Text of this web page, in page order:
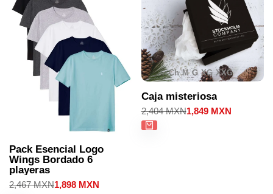
Pack Esencial Logo
Wings Bordado 6
playeras
Precio
2,467 MXNPrecio
1,898 MXN
Ch M G XG XXG
Caja misteriosa
Precio
regular
2,404 MXNPrecio
1,849 MXN